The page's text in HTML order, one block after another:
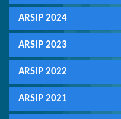
ARSIP 2024
ARSIP 2023
ARSIP 2022
ARSIP 2021